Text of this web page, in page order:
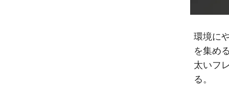
環境に
を集め
太いフ
る。